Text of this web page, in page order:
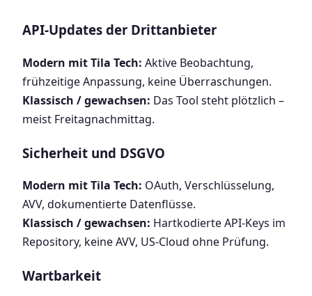
API-Updates der Drittanbieter
Modern mit Tila Tech: Aktive Beobachtung,
frühzeitige Anpassung, keine Überraschungen.
Klassisch / gewachsen: Das Tool steht plötzlich –
meist Freitagnachmittag.
Sicherheit und DSGVO
Modern mit Tila Tech: OAuth, Verschlüsselung,
AVV, dokumentierte Datenflüsse.
Klassisch / gewachsen: Hartkodierte API-Keys im
Repository, keine AVV, US-Cloud ohne Prüfung.
Wartbarkeit